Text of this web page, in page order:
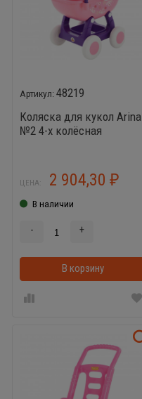
48219
Коляска для кукол Arina
№2 4-х колёсная
ЦЕНА: 2 904,30 ₽
В наличии
- +
В корзину